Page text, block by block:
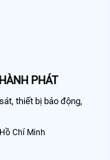
PHÁT
thiết bị báo động,
Chí Minh